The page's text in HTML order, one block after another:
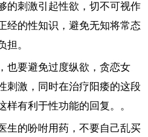
的刺激引起性欲，切不可视作
经的性知识，避免无知将常态
担。
也要避免过度纵欲，贪恋女
刺激，同时在治疗阳痿的这段
样有利于性功能的回复。。
生的吩咐用药，不要自己乱买